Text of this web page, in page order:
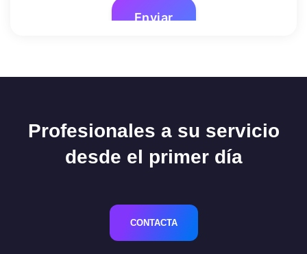
Profesionales a su servicio
desde el primer día
CONTACTA